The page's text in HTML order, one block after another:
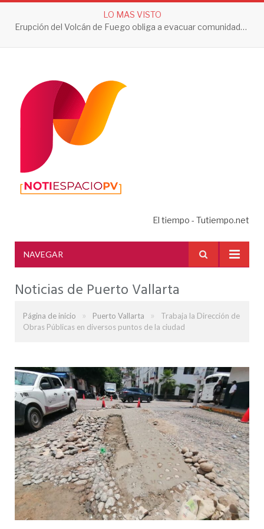
LO MAS VISTO
Erupción del Volcán de Fuego obliga a evacuar comunidades y mantiene en alerta a Guatemala
El tiempo - Tutiempo.net
NAVEGAR
Noticias de Puerto Vallarta
Página de inicio » Puerto Vallarta »
Trabaja la Dirección de
Obras Públicas en diversos puntos de la ciudad